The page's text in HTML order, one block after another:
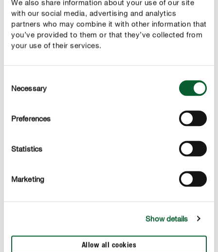
We also share information about your use of our site
with our social media, advertising and analytics
partners who may combine it with other information that
you’ve provided to them or that they’ve collected from
your use of their services.
Selection
Necessary
Preferences
Statistics
Marketing
Show details
Allow all cookies
Jak zwalczać zarazę ziemniaczaną?
Jeśli zauważysz objawy zarazy, należy natychmiast
odciąć wszystkie porażone części rośliny. Resztki roślin
należy wyrzucić do odpadów zmieszanych, a nie na
ponownie używać ziemi z doniczek lub skrzynek
balkonowych do uprawy pomidorów – można ją jednak
wykorzystać do innych roślin, które nie są podatne na
infekcję tym grzybem. Podpory roślin, doniczki i
aby zapobiec ponownemu porażeniu roślin.
Zalecamy stosowanie środka grzybobójczego, gdy tylko
pojawią się pierwsze objawy, aby zapobiec dalszemu
chorób grzybowych, takich jak właśnie zaraza